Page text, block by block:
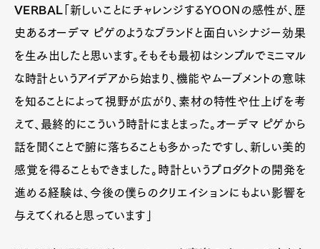
VERBAL 「新しいことにチャレンジするYOONの感性が、歴
史あるオーデマ ピゲのようなブランドと面白いシナジー効果
を生み出したと思います。そもそも最初はシンプルでミニマル
な時計というアイデアから始まり、機能やムーブメントの意味
を知ることによって視野が広がり、素材の特性や仕上げを考
えて、最終的にこういう時計にまとまった。オーデマ ピゲから
話を聞くことで腑に落ちることも多かったですし、新しい美的
感覚を得ることもできました。時計というプロダクトの開発を
進める経験は、今後の僕らのクリエイションにもよい影響を
与えてくれると思っています」